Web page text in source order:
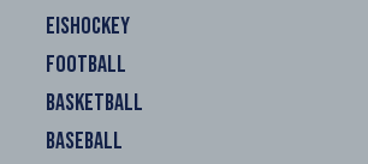
EISHOCKEY
FOOTBALL
BASKETBALL
BASEBALL